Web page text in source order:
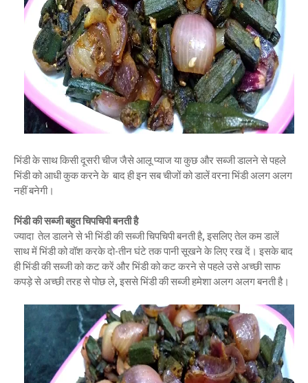
भिंडी के साथ किसी दूसरी चीज जैसे आलू प्याज या कुछ और सब्जी डालने से पहले
भिंडी को आधी कुक करने के बाद ही इन सब चीजों को डालें वरना भिंडी अलग अलग
नहीं बनेगी।
भिंडी की सब्जी बहुत चिपचिपी बनती है
ज्यादा तेल डालने से भी भिंडी की सब्जी चिपचिपी बनती है, इसलिए तेल कम डालें
साथ में भिंडी को वॉश करके दो-तीन घंटे तक पानी सूखने के लिए रख दें। इसके बाद
ही भिंडी की सब्जी को कट करें और भिंडी को कट करने से पहले उसे अच्छी साफ
कपड़े से अच्छी तरह से पोछ ले, इससे भिंडी की सब्जी हमेशा अलग अलग बनती है।